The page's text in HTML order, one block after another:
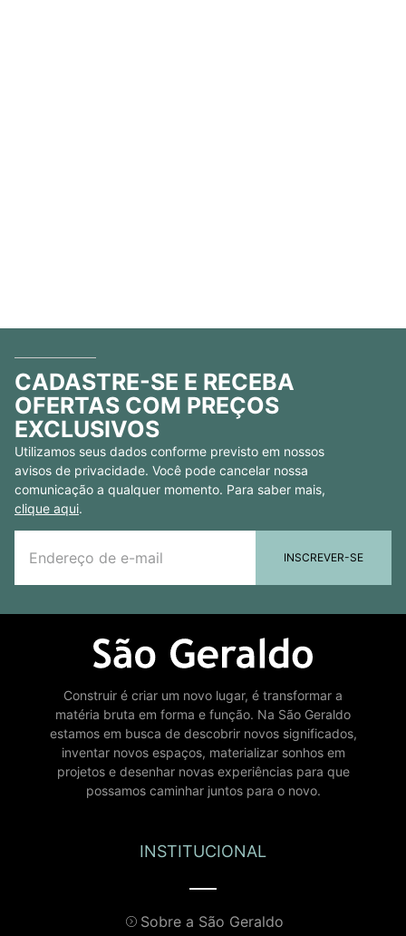
CADASTRE-SE E RECEBA
OFERTAS COM PREÇOS
EXCLUSIVOS
Utilizamos seus dados conforme previsto em nossos
avisos de privacidade. Você pode cancelar nossa
comunicação a qualquer momento. Para saber mais,
clique aqui.
INSCREVER-SE
Construir é criar um novo lugar, é transformar a
matéria bruta em forma e função. Na São Geraldo
estamos em busca de descobrir novos significados,
inventar novos espaços, materializar sonhos em
projetos e desenhar novas experiências para que
possamos caminhar juntos para o novo.
INSTITUCIONAL
Sobre a São Geraldo